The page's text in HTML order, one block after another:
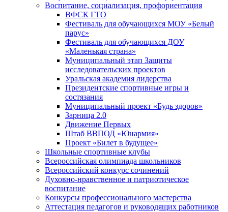
Воспитание, социализация, профориентация
ВФСК ГТО
Фестиваль для обучающихся МОУ «Белый
парус»
Фестиваль для обучающихся ДОУ
«Маленькая страна»
Муниципальный этап Защиты
исследовательских проектов
Уральская академия лидерства
Президентские спортивные игры и
состязания
Муниципальный проект «Будь здоров»
Зарница 2.0
Движение Первых
Штаб ВВПОД «Юнармия»
Проект «Билет в будущее»
Школьные спортивные клубы
Всероссийская олимпиада школьников
Всероссийский конкурс сочинений
Духовно-нравственное и патриотическое
воспитание
Конкурсы профессионального мастерства
Аттестация педагогов и руководящих работников